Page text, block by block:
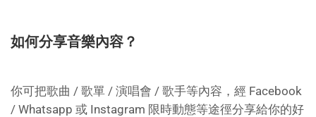
如何分享音樂內容？
你可把歌曲 / 歌單 / 演唱會 / 歌手等內容，經 Facebook
/ Whatsapp 或 Instagram 限時動態等途徑分享給你的好